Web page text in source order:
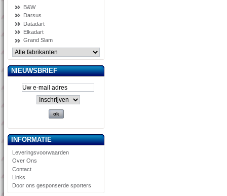
B&W
Darsus
Datadart
Elkadart
Grand Slam
NIEUWSBRIEF
INFORMATIE
Leveringsvoorwaarden
Over Ons
Contact
Links
Door ons gesponserde sporters